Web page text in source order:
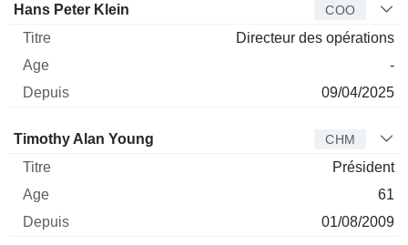
Hans Peter Klein COO
Directeur des opérations
-
09/04/2025
Administrateur Titre
Timothy Alan Young CHM
Président
61
01/08/2009